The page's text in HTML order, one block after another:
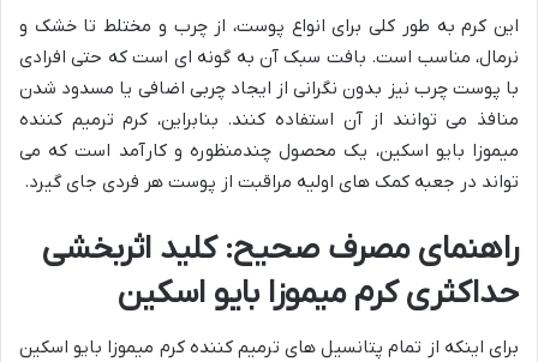
این کرم به طور کلی برای انواع پوست، از چرب و مختلط تا خشک و
نرمال، مناسب است. بافت سبک آن به گونه ای است که حتی افرادی
با پوست چرب نیز بدون نگرانی از ایجاد چربی اضافی یا مسدود شدن
منافذ می توانند از آن استفاده کنند. بنابراین، کرم ترمیم کننده
میموزا بایو اسکین، یک محصول چندمنظوره و کارآمد است که می
تواند در جعبه کمک های اولیه مراقبت از پوست هر فردی جای گیرد.
راهنمای مصرف صحیح: کلید اثربخشی
حداکثری کرم میموزا بایو اسکین
برای اینکه از تمام پتانسیل های ترمیم کننده کرم میموزا بایو اسکین